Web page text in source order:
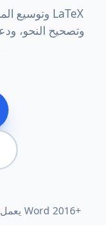
يعمل مع Word 2016+